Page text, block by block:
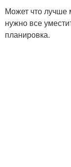
Может что лучше
нужно все
планировка.